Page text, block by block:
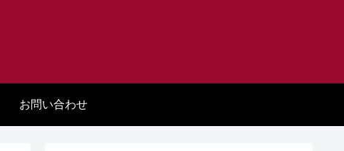
お問い合わせ